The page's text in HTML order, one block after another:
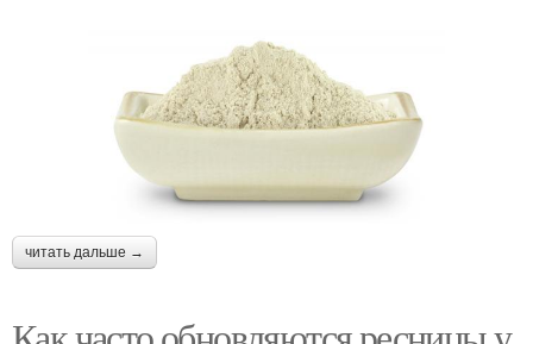
читать дальше →